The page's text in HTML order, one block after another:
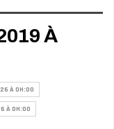
À
À 0H:00
À 0H:00